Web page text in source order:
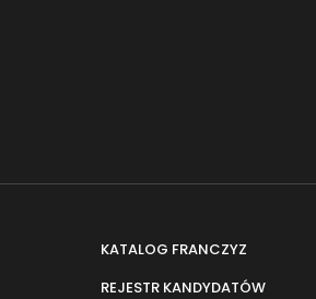
KATALOG FRANCZYZ
REJESTR KANDYDATÓW